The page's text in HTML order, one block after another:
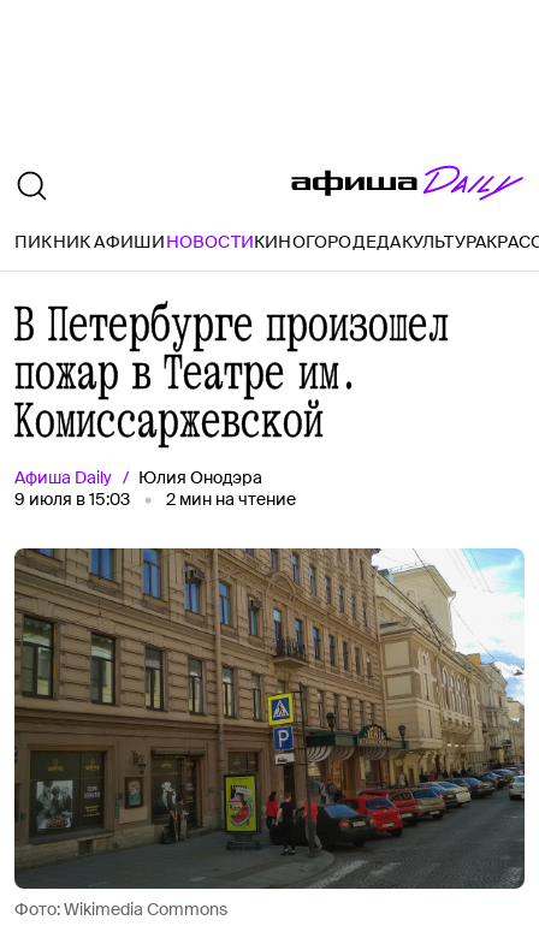
ПИКНИК АФИШИНОВОСТИКИНОГОРОДЕДАКУЛЬТУРА
В Петербурге произошел
пожар в Театре им.
Комиссаржевской
Афиша Daily
Юлия Онодэра
9 июля в 15:03
2 мин на чтение
Фото: Wikimedia Commons